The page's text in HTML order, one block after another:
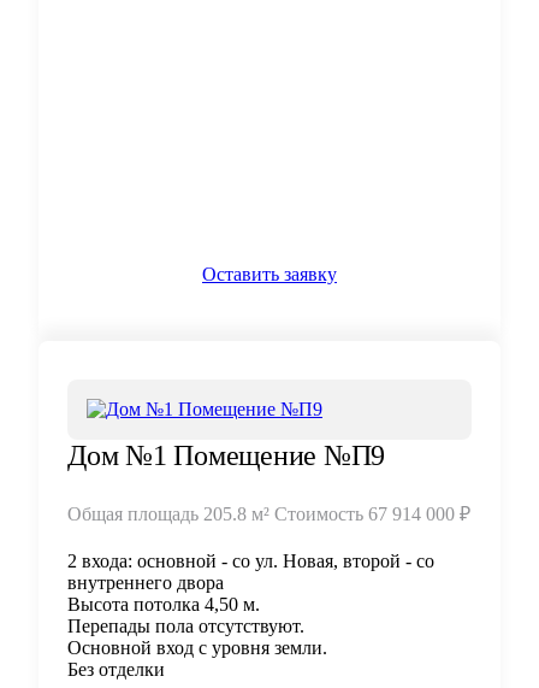
Оставить заявку
Дом №1 Помещение №П9
Общая площадь 205.8 м² Стоимость 67 914 000 ₽
2 входа: основной - со ул. Новая, второй - со
внутреннего двора
Высота потолка 4,50 м.
Перепады пола отсутствуют.
Основной вход с уровня земли.
Без отделки